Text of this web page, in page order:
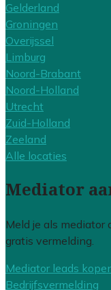
Gelderland
Groningen
Overijssel
Limburg
Noord-Brabant
Noord-Holland
Utrecht
Zuid-Holland
Zeeland
Alle locaties
Mediator
Meld je als mediator
gratis vermelding.
Mediator leads
Bedrijfsvermelding